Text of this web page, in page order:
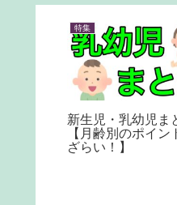
特集
新生児・乳幼児ま
【月齢別のポイン
ざらい！】